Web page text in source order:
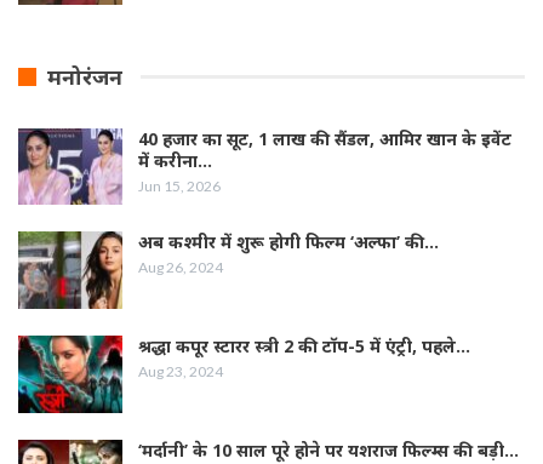
मनोरंजन
40 हजार का सूट, 1 लाख की सैंडल, आमिर खान के इवेंट
में करीना…
Jun 15, 2026
अब कश्मीर में शुरू होगी फिल्‍म ‘अल्फा’ की…
Aug 26, 2024
श्रद्धा कपूर स्‍टारर स्‍त्री 2 की टॉप-5 में एंट्री, पहले…
Aug 23, 2024
‘मर्दानी’ के 10 साल पूरे होने पर यशराज फिल्‍म्‍स की बड़ी…